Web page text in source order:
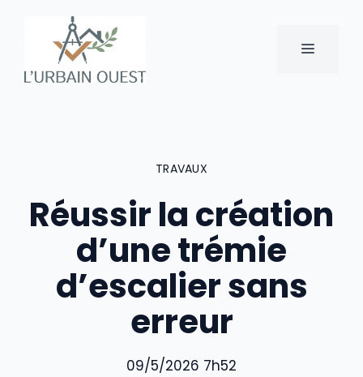
contenu
MENU
TRAVAUX
Réussir la création
d’une trémie
d’escalier sans
erreur
09/5/2026 7h52